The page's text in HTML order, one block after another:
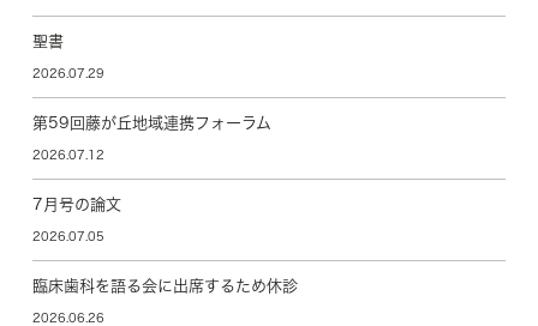
聖書
2026.07.29
第59回藤が丘地域連携フォーラム
2026.07.12
7月号の論文
2026.07.05
臨床歯科を語る会に出席するため休診
2026.06.26